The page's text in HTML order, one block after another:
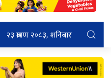
२३ श्रावण २०८३, शनिबार